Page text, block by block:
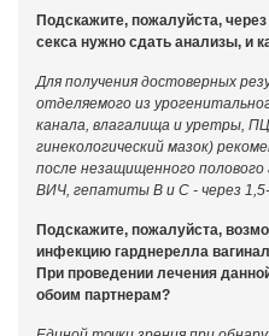
Подскажите, пожалуйста,
секса нужно сдать анализы, и
Для получения достоверных
отделяемого из
канала, влагалища и уретры,
гинекологический мазок)
после незащищенного
ВИЧ, гепатиты В и С - через
Подскажите, пожалуйста,
инфекцию гарднерелла
При проведении лечения
обоим партнерам?